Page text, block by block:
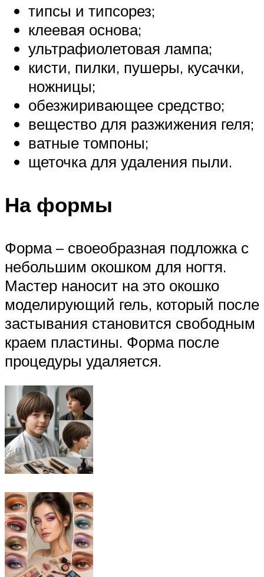
типсы и типсорез;
клеевая основа;
ультрафиолетовая лампа;
кисти, пилки, пушеры, кусачки,
ножницы;
обезжиривающее средство;
вещество для разжижения геля;
ватные томпоны;
щеточка для удаления пыли.
На формы
Форма – своеобразная подложка с
небольшим окошком для ногтя.
Мастер наносит на это окошко
моделирующий гель, который после
застывания становится свободным
краем пластины. Форма после
процедуры удаляется.